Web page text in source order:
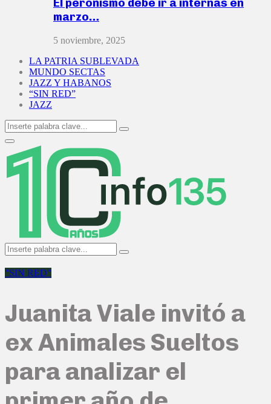
marzo…
5 noviembre, 2025
LA PATRIA SUBLEVADA
MUNDO SECTAS
JAZZ Y HABANOS
“SIN RED”
JAZZ
Search
for:
Search
Primary
Menu
Search
for:
Search
"SIN RED"
Juanita Viale invitó a
ex Animales Sueltos
para analizar el